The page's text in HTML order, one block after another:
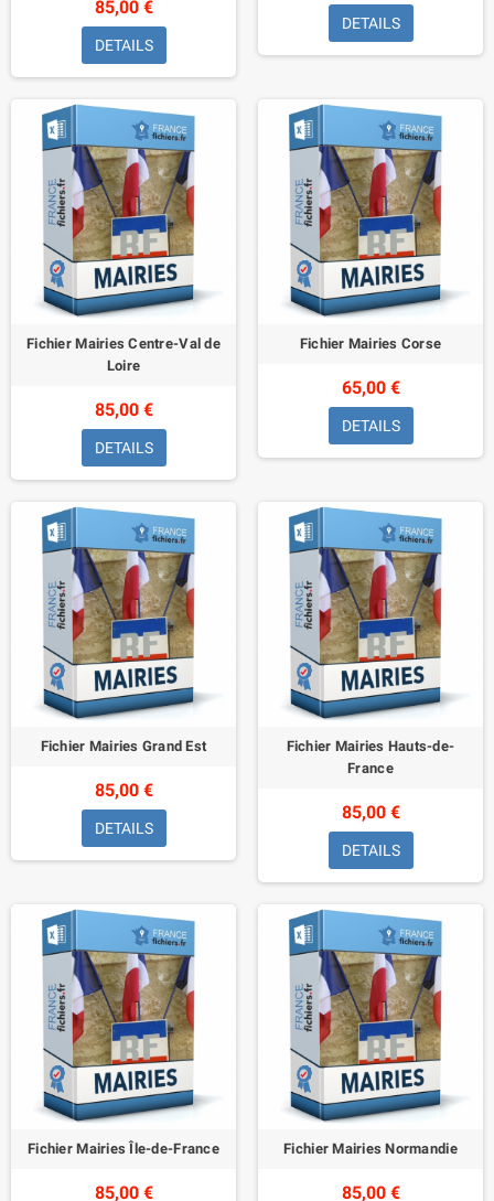
85,00 €
DETAILS
DETAILS
Fichier Mairies Centre-Val de
Loire
85,00 €
DETAILS
Fichier Mairies Corse
65,00 €
DETAILS
Fichier Mairies Grand Est
85,00 €
DETAILS
Fichier Mairies Hauts-de-
France
85,00 €
DETAILS
Fichier Mairies Île-de-France
85,00 €
Fichier Mairies Normandie
85,00 €